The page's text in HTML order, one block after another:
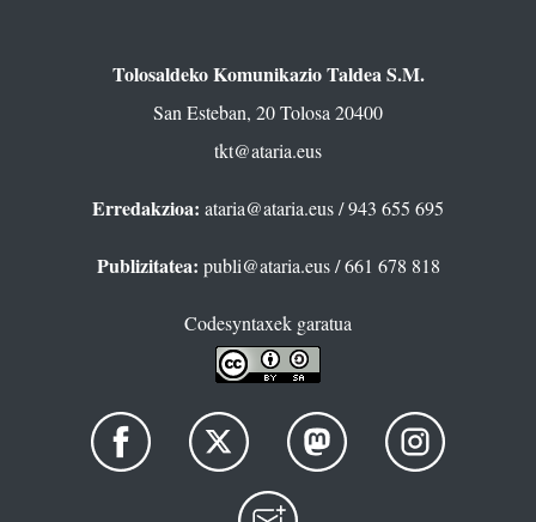
Tolosaldeko Komunikazio Taldea S.M.
San Esteban, 20 Tolosa 20400
tkt@ataria.eus
Erredakzioa: ataria@ataria.eus/ 943 655 695
Publizitatea: publi@ataria.eus/ 661 678 818
Codesyntaxek garatua